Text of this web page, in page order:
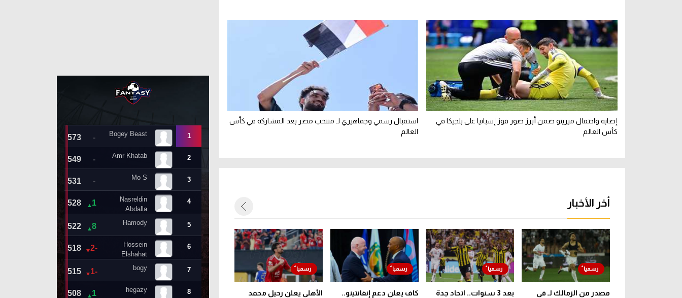
إصابة واحتفال ميرينو ضمن أبرز صور فوز إسبانيا على بلجيكا في
كأس العالم
استقبال رسمي وجماهيري لـ منتخب مصر بعد المشاركة في كأس
العالم
أخر الأخبار
مصدر من الزمالك لـ في
بعد 3 سنوات.. اتحاد جدة
كاف يعلن دعم إنفانتينو..
الأهلي يعلن رحيل محمد